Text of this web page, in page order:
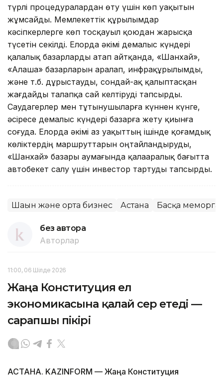
түрлі процедуралардан өту үшін көп уақытын
жұмсайды. Мемлекеттік құрылымдар
кәсіпкерлерге көп тосқауыл қоюдан жарысқа
түсетін секілді. Елорда әкімі демалыс күндері
қалалық базарларды атап айтқанда, «Шанхай»,
«Алаша» базарларын аралап, инфрақұрылымды,
және т.б. дұрыстауды, сондай-ақ қалыптасқан
жағдайды талапқа сай келтіруді тапсырды.
Саудагерлер мен тұтынушыларға күннен күнге,
әсіресе демалыс күндері базарға жету қиынға
соғуда. Елорда әкімі аз уақыттың ішінде қоғамдық
көліктердің маршруттарын оңтайландыруды,
«Шанхай» базары аумағында қалааралық бағытта
автобекет салу үшін инвестор тартуды тапсырды.
Шағын және орта бизнес Астана Басқа
без автора
Авторлар
11:00, 06 Шілде 2026
Жаңа Конституция ел
экономикасына қалай әсер етеді —
сарапшы пікірі
АСТАНА. KAZINFORM — Жаңа Конституция